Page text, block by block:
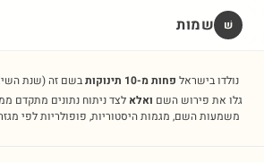
שׁ שמות
נולדו בישראל פחות מ-10 תינוקות בשם זה(שנת
גלו את פירוש השם ואלא לצד ניתוח נתונים מתקדם
משמעות השם, מגמות היסטוריות, פופולריות לפי מגזר